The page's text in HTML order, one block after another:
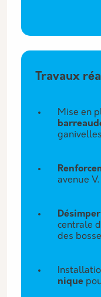
Travaux
Mise en
avenue
centrale
des
nique